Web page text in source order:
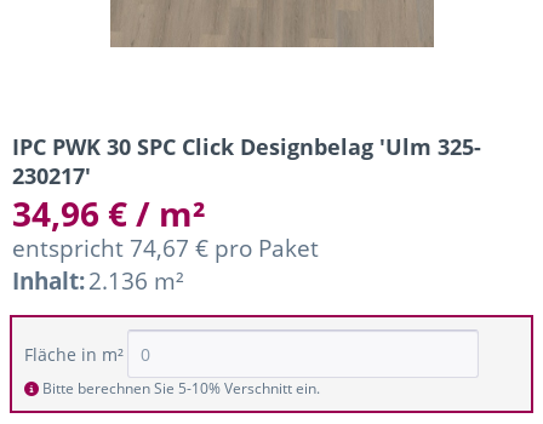
IPC PWK 30 SPC Click Designbelag 'Ulm 325-
230217'
34,96 € / m²
entspricht 74,67 € pro Paket
Inhalt:2.136 m²
Fläche in m²
Bitte berechnen Sie 5-10% Verschnitt ein.